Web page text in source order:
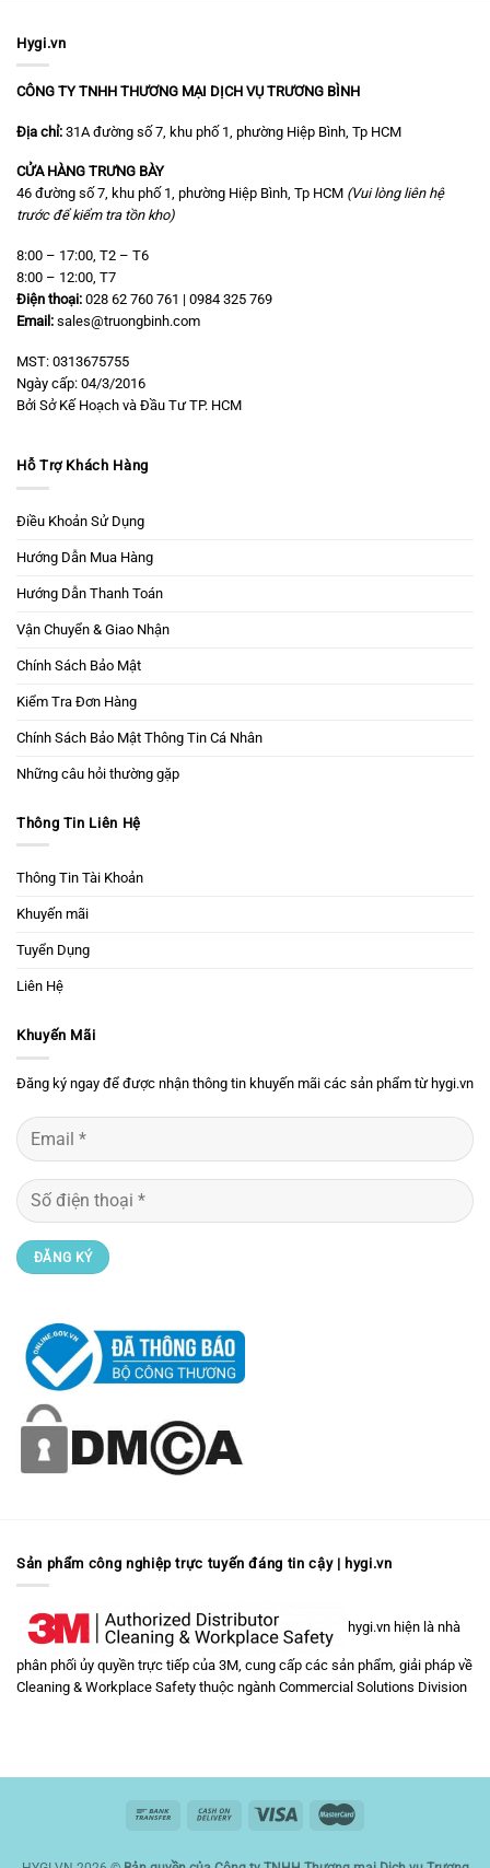
Hygi.vn
CÔNG TY TNHH THƯƠNG MẠI DỊCH VỤ TRƯƠNG BÌNH
Địa chỉ: 31A đường số 7, khu phố 1, phường Hiệp Bình, Tp HCM
CỬA HÀNG TRƯNG BÀY
46 đường số 7, khu phố 1, phường Hiệp Bình, Tp HCM (Vui lòng liên hệ
trước để kiểm tra tồn kho)
8:00 – 17:00, T2 – T6
8:00 – 12:00, T7
Điện thoại: 028 62 760 761 | 0984 325 769
Email: sales@truongbinh.com
MST: 0313675755
Ngày cấp: 04/3/2016
Bởi Sở Kế Hoạch và Đầu Tư TP. HCM
Hỗ Trợ Khách Hàng
Điều Khoản Sử Dụng
Hướng Dẫn Mua Hàng
Hướng Dẫn Thanh Toán
Vận Chuyển & Giao Nhận
Chính Sách Bảo Mật
Kiểm Tra Đơn Hàng
Chính Sách Bảo Mật Thông Tin Cá Nhân
Những câu hỏi thường gặp
Thông Tin Liên Hệ
Thông Tin Tài Khoản
Khuyến mãi
Tuyển Dụng
Liên Hệ
Khuyến Mãi
Đăng ký ngay để được nhận thông tin khuyến mãi các sản phẩm từ hygi.vn
Sản phẩm công nghiệp trực tuyến đáng tin cậy | hygi.vn
hygi.vn hiện là nhà
phân phối ủy quyền trực tiếp của 3M, cung cấp các sản phẩm, giải pháp về
Cleaning & Workplace Safety thuộc ngành Commercial Solutions Division